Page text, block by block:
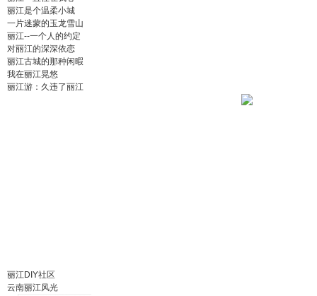
丽江是个温柔小城
一片迷蒙的玉龙雪山
丽江--一个人的约定
对丽江的深深依恋
丽江古城的那种闲暇
我在丽江晃悠
丽江游：久违了丽江
丽江DIY社区
云南丽江风光